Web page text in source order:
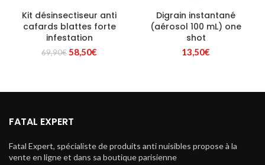
Kit désinsectiseur anti
cafards blattes forte
infestation
69,90€ Le
58,50€
Digrain instantané
(aérosol 100 mL) one
shot
13,50€
FATAL EXPERT
Fatal Expert, spécialiste de produits anti nuisibles propose à la
vente en ligne et dans sa boutique parisienne